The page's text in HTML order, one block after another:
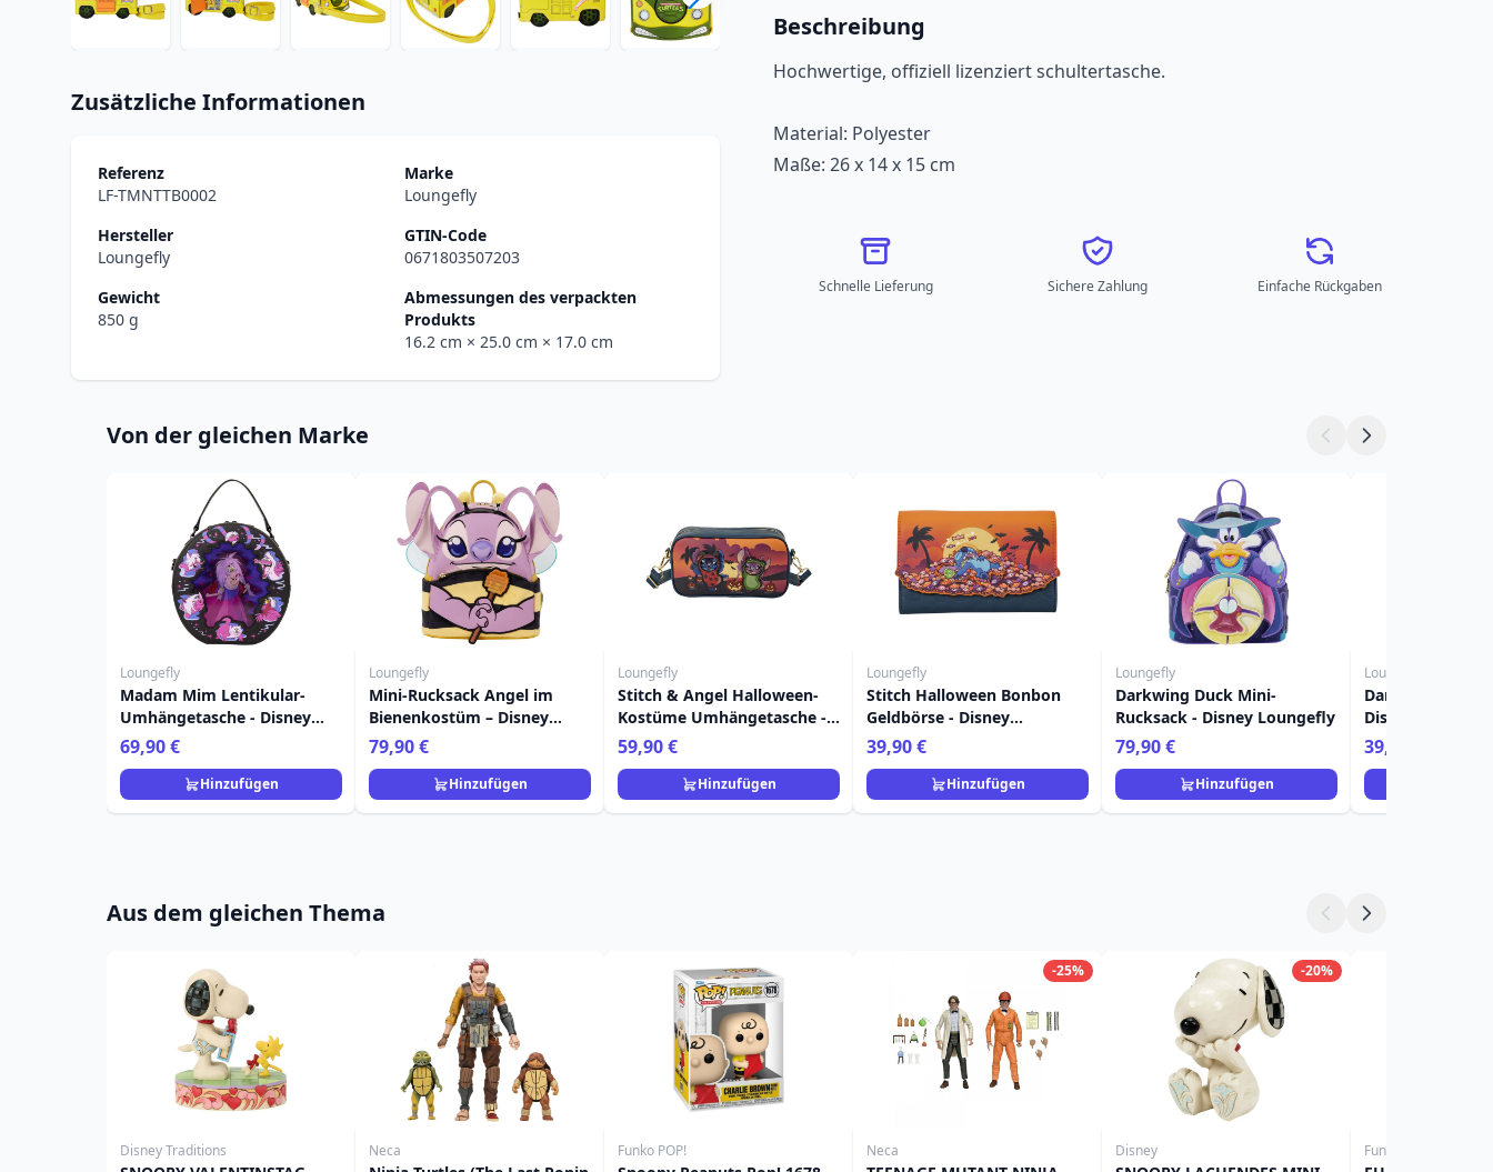
Zusätzliche Informationen
Referenz
LF-TMNTTB0002
Marke
Loungefly
Hersteller
Loungefly
GTIN-Code
0671803507203
Gewicht
850 g
Abmessungen des verpackten
Produkts
16.2 cm × 25.0 cm × 17.0 cm
Beschreibung
Hochwertige, offiziell lizenziert schultertasche.
Material: Polyester
Maße: 26 x 14 x 15 cm
Schnelle Lieferung Sichere Zahlung Einfache Rückgaben
Von der gleichen Marke
Loungefly
Madam Mim Lentikular-
Umhängetasche - Disney
Loungefly Die Hexe und der
Zauberer
69,90 €
Hinzufügen
Loungefly
Mini-Rucksack Angel im
Bienenkostüm – Disney
Loungefly Lilo & Stitch
79,90 €
Hinzufügen
Loungefly
Stitch & Angel Halloween-
Kostüme Umhängetasche -
Disney Loungefly
59,90 €
Hinzufügen
Loungefly
Stitch Halloween Bonbon
Geldbörse - Disney
Loungefly
39,90 €
Hinzufügen
Loungefly
Darkwing Duck Mini-
Rucksack - Disney Loungefly
79,90 €
Hinzufügen
Loungefly
Darkwing Duck
Disney
39,90 €
Aus dem gleichen Thema
Disney Traditions Neca Funko POP!
-25%
Neca
-20%
Disney Funko POP!